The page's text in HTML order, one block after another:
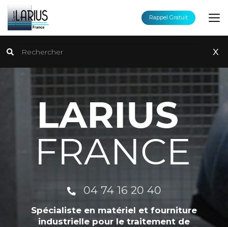
Aller
au
contenu
principal
Rechercher
x
Rappel Gratuit
04 74 16 20 40
Spécialiste en matériel et fourniture
industrielle pour le traitement de